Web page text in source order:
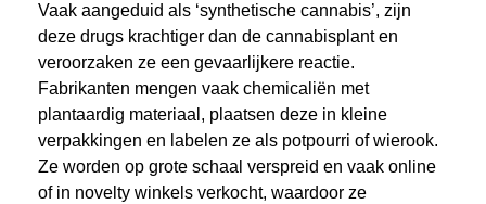
Vaak aangeduid als ‘synthetische cannabis’, zijn
deze drugs krachtiger dan de cannabisplant en
veroorzaken ze een gevaarlijkere reactie.
Fabrikanten mengen vaak chemicaliën met
plantaardig materiaal, plaatsen deze in kleine
verpakkingen en labelen ze als potpourri of wierook.
Ze worden op grote schaal verspreid en vaak online
of in novelty winkels verkocht, waardoor ze